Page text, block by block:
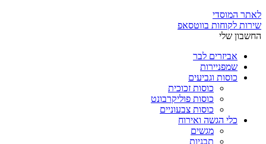
לאתר המוסדי
שירות לקוחות בווטסאפ
החשבון שלי
אביזרים לבר
שמפניירות
כוסות וגביעים
כוסות זכוכית
כוסות פוליקרבונט
כוסות צבעוניים
כלי הגשה ואירוח
מגשים
תבניות